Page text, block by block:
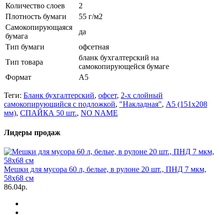
Количество слоев
2
Плотность бумаги
55 г/м2
Самокопирующаяся
бумага
да
Тип бумаги
офсетная
Тип товара
бланк бухгалтерский на
самокопирующейся бумаге
Формат
А5
Теги: Бланк бухгалтерский, офсет, 2-х слойный
самокопирующийся с подложкой, "Накладная", А5 (151х208
мм), СПАЙКА 50 шт., NO NAME
Лидеры продаж
Мешки для мусора 60 л, белые, в рулоне 20 шт., ПНД 7 мкм,
58х68 см
86.04р.